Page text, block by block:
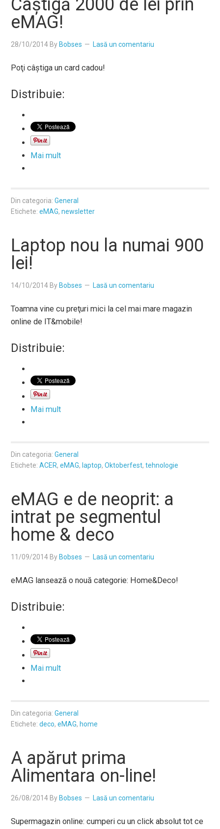
Câştigă 2000 de lei prin
eMAG!
28/10/2014 By Bobses Lasă un comentariu
Poţi câştiga un card cadou!
Distribuie:
Mai mult
Din categoria:General
Etichete:eMAG,newsletter
Laptop nou la numai 900
lei!
14/10/2014 By Bobses Lasă un comentariu
Toamna vine cu preţuri mici la cel mai mare magazin
online de IT&mobile!
Distribuie:
Mai mult
Din categoria:General
Etichete:ACER,eMAG, laptop,Oktoberfest,tehnologie
eMAG e de neoprit: a
intrat pe segmentul
home & deco
11/09/2014 By Bobses Lasă un comentariu
eMAG lansează o nouă categorie: Home&Deco!
Distribuie:
Mai mult
Din categoria:General
Etichete:deco,eMAG, home
A apărut prima
Alimentara on-line!
26/08/2014 By Bobses Lasă un comentariu
Supermagazin online: cumperi cu un click absolut tot ce